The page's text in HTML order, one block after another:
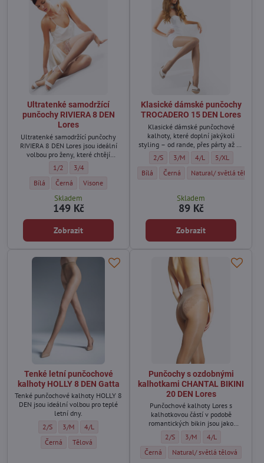
Ultratenké samodržící
punčochy RIVIERA 8 DEN
Lores
Ultratenké samodržící punčochy
RIVIERA 8 DEN Lores jsou ideální
volbou pro ženy, které chtějí
vzhledu nohou.
Ultratenké samodržící punčochy RIVIERA 8 DEN Lores - Velikost:
1/2 Ultratenké samodržící punčochy RIVIERA 8 DEN Lores - Velikost:
3/4
Ultratenké samodržící punčochy RIVIERA 8 DEN Lores - Barva:
Bílá Ultratenké samodržící punčochy RIVIERA 8 DEN Lores - Barva:
Černá Ultratenké samodržící punčochy RIVIERA 8 DEN Lores - Barva:
Visone
Skladem
149 Kč
Zobrazit
Klasické dámské punčochy
TROCADERO 15 DEN Lores
Klasické dámské punčochové
kalhoty, které doplní jakýkoli
styling – od rande, přes párty až po
Klasické dámské punčochy
2/S Klasické dámské punčochy
3/M Klasické dámské
4/L Klasické
5/XL
Klasické dámské punčochy TROCADERO
Bílá Klasické dámské punčochy
Černá Klasické dámské
Natural/ světlá tělová
Skladem
89 Kč
Zobrazit
Tenké letní punčochové
kalhoty HOLLY 8 DEN Gatta
Tenké punčochové kalhoty HOLLY 8
DEN jsou ideální volbou pro teplé
letní dny.
Tenké letní punčochové kalhoty HOLLY 8 DEN Gatta - Velikost:
2/S Tenké letní punčochové kalhoty HOLLY 8 DEN Gatta - Velikost:
3/M Tenké letní punčochové kalhoty HOLLY 8 DEN Gatta -
4/L
Tenké letní punčochové kalhoty HOLLY 8 DEN Gatta - Barva:
Černá Tenké letní punčochové kalhoty HOLLY 8 DEN Gatta - Barva:
Tělová
Punčochy s ozdobnými
kalhotkami CHANTAL BIKINI
20 DEN Lores
Punčochové kalhoty Lores s
kalhotkovou částí v podobě
romantických bikin jsou jako
sebevědomí, dobře se nosí, jsou
také trvanlivé a odolné vůči
poškození.
Punčochy s ozdobnými
2/S Punčochy s ozdobnými
3/M Punčochy s
4/L
Punčochy s ozdobnými kalhotkami
Černá Punčochy s ozdobnými
Natural/ světlá tělová